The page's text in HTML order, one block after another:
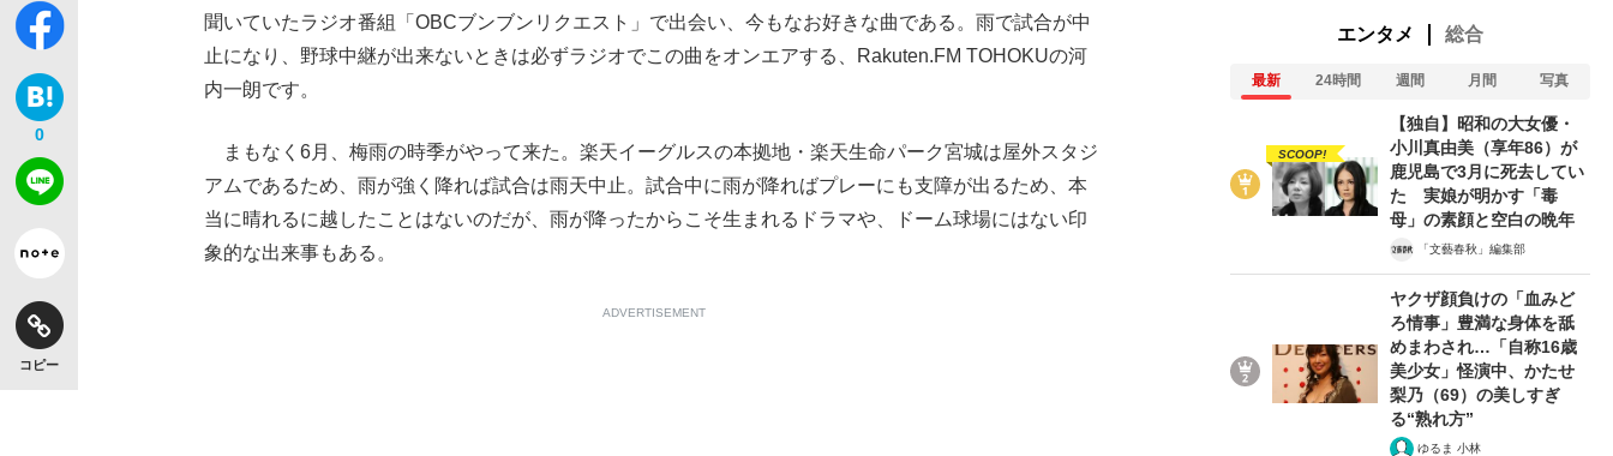
【独自】昭和の大女優・小川真由美（享年86）が鹿児島で3月に死去し...
《BTS厳戒トーキョー滞在記》RM→渋谷で飲み会、JIN→伊豆の...
もっと見る
0
コピー
聞いていたラジオ番組「OBCブンブンリクエスト」で出会い、今もなお好きな曲である。雨で試合が中
止になり、野球中継が出来ないときは必ずラジオでこの曲をオンエアする、Rakuten.FM TOHOKUの河
内一朗です。
まもなく6月、梅雨の時季がやって来た。楽天イーグルスの本拠地・楽天生命パーク宮城は屋外スタジ
アムであるため、雨が強く降れば試合は雨天中止。試合中に雨が降ればプレーにも支障が出るため、本
当に晴れるに越したことはないのだが、雨が降ったからこそ生まれるドラマや、ドーム球場にはない印
象的な出来事もある。
ADVERTISEMENT
エンタメ 総合
最新 24時間 週間 月間 写真
SCOOP!
【独自】昭和の大女優・
小川真由美（享年86）が
鹿児島で3月に死去してい
た 実娘が明かす「毒
母」の素顔と空白の晩年
「文藝春秋」編集部
ヤクザ顔負けの「血みど
ろ情事」豊満な身体を舐
めまわされ…「自称16歳
美少女」怪演中、かたせ
梨乃（69）の美しすぎ
る“熟れ方”
ゆるま 小林